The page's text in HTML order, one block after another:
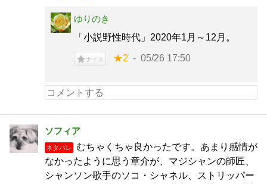
ゆりのき
「小説野性時代」2020年1月～12月。
ナイス ★2 05/26 17:50
ソフィア
ネタバレ
むちゃくちゃ良かったです。あまり感情が
なかったように思う章介が、マジシャンの師匠、
シャンソン歌手のソコ・シャネル、ストリッパー